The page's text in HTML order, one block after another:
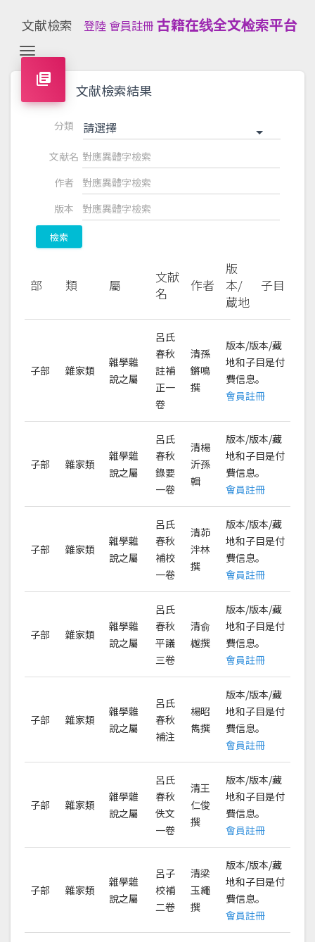
文献檢索 登陸 會員註冊 古籍在线全文检索平台
Toggle navigation
library_books
文献檢索結果
分類 請選擇
文献名
作者
版本
檢索
部 類 屬
文献
名
作者
版
本/
蔵地
子目
子部 雜家類
雜學雜
說之屬
呂氏
春秋
註補
正一
卷
清孫
鏘鳴
撰
版本/版本/藏
地和子目是付
費信息。
會員註冊
子部 雜家類
雜學雜
說之屬
呂氏
春秋
錄要
一卷
清楊
沂孫
輯
版本/版本/藏
地和子目是付
費信息。
會員註冊
子部 雜家類
雜學雜
說之屬
呂氏
春秋
補校
一卷
清茆
泮林
撰
版本/版本/藏
地和子目是付
費信息。
會員註冊
子部 雜家類
雜學雜
說之屬
呂氏
春秋
平議
三卷
清俞
樾撰
版本/版本/藏
地和子目是付
費信息。
會員註冊
子部 雜家類
雜學雜
說之屬
呂氏
春秋
補注
楊昭
雋撰
版本/版本/藏
地和子目是付
費信息。
會員註冊
子部 雜家類
雜學雜
說之屬
呂氏
春秋
佚文
一卷
清王
仁俊
撰
版本/版本/藏
地和子目是付
費信息。
會員註冊
子部 雜家類
雜學雜
說之屬
呂子
校補
二卷
清梁
玉繩
撰
版本/版本/藏
地和子目是付
費信息。
會員註冊